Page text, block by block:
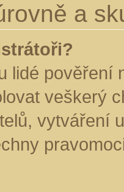
a
lidé pověření
veškerý
vytváření